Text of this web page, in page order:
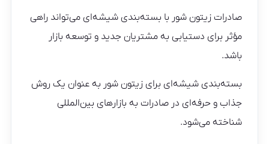
صادرات زیتون شور با بسته‌بندی شیشه‌ای می‌تواند راهی
مؤثر برای دستیابی به مشتریان جدید و توسعه بازار
باشد.
بسته‌بندی شیشه‌ای برای زیتون شور به عنوان یک روش
جذاب و حرفه‌ای در صادرات به بازارهای بین‌المللی
شناخته می‌شود.